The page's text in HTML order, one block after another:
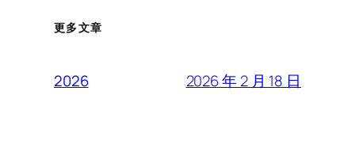
更多文章
2026 2026 年 2 月 18 日